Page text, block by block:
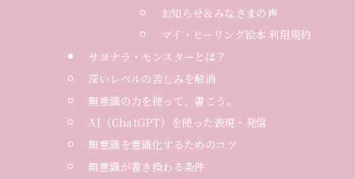
お知らせ＆みなさまの声
マイ・ヒーリング絵本 利用規約
サヨナラ・モンスターとは？
深いレベルの苦しみを解消
無意識の力を使って、書こう。
AI（ChatGPT）を使った表現・発信
無意識を意識化するためのコツ
無意識が書き換わる条件